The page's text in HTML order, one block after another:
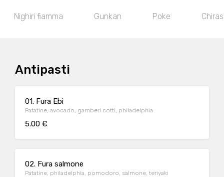
Nighiri Nighiri fiamma Gunkan
Antipasti
01. Fura Ebi
Patatine, avocado, gamberi cotti, philadelphia
5.00 €
02. Fura salmone
Patatine, philadelphia, pomodoro, salmone, teriyaki